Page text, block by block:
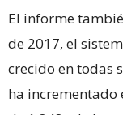
El informe
de 2017, el
crecido en todas
ha incrementado